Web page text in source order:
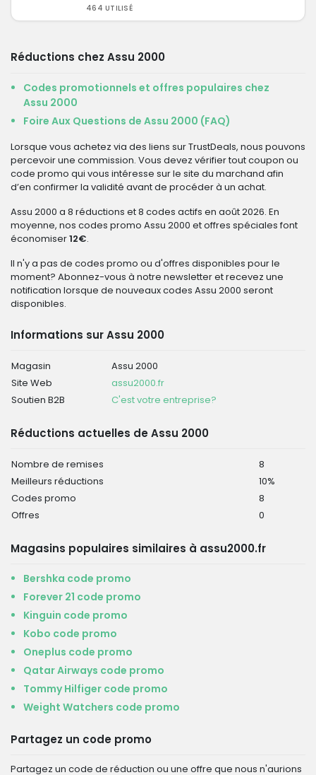
464 UTILISÉ
Réductions chez Assu 2000
Codes promotionnels et offres populaires chez
Assu 2000
Foire Aux Questions de Assu 2000 (FAQ)
Lorsque vous achetez via des liens sur TrustDeals, nous pouvons
percevoir une commission. Vous devez vérifier tout coupon ou
code promo qui vous intéresse sur le site du marchand afin
d’en confirmer la validité avant de procéder à un achat.
Assu 2000 a 8 réductions et 8 codes actifs en août 2026. En
moyenne, nos codes promo Assu 2000 et offres spéciales font
économiser12€.
Il n'y a pas de codes promo ou d'offres disponibles pour le
moment? Abonnez-vous à notre newsletter et recevez une
notification lorsque de nouveaux codes Assu 2000 seront
disponibles.
Informations sur Assu 2000
Magasin
Assu 2000
Site Web
assu2000.fr
Soutien B2B
C'est votre entreprise?
Réductions actuelles de Assu 2000
Nombre de remises
8
Meilleurs réductions
10%
Codes promo
8
Offres
0
Magasins populaires similaires à assu2000.fr
Bershka code promo
Forever 21 code promo
Kinguin code promo
Kobo code promo
Oneplus code promo
Qatar Airways code promo
Tommy Hilfiger code promo
Weight Watchers code promo
Partagez un code promo
Partagez un code de réduction ou une offre que nous n'aurions